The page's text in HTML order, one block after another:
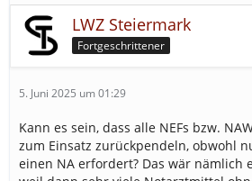
LWZ Steiermark
Fortgeschrittener
5. Juni 2025 um 01:29
Kann es sein, dass alle NEFs bzw.
zum Einsatz zurückpendeln, obwohl
einen NA erfordert? Das wär nämlich